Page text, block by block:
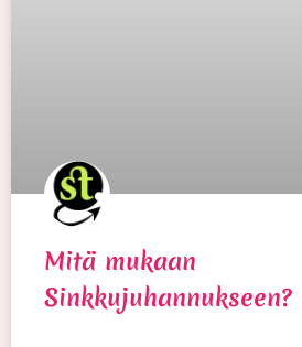
Mitä mukaan
Sinkkujuhannukseen?